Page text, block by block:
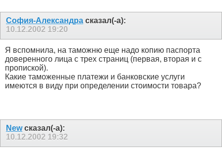
София-Александра сказал(-а):
10.12.2002 19:20
Я вспомнила, на таможню еще надо копию паспорта
доверенного лица с трех страниц (первая, вторая и с
пропиской).
Какие таможенные платежи и банковские услуги
имеются в виду при определении стоимости товара?
Newсказал(-а):
10.12.2002 19:32